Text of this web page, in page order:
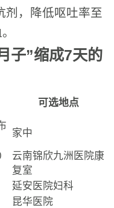
剂，降低呕吐率至
子”缩成7天的
可选地点
家中
云南锦欣九洲医院康
复室
延安医院妇科
昆华医院